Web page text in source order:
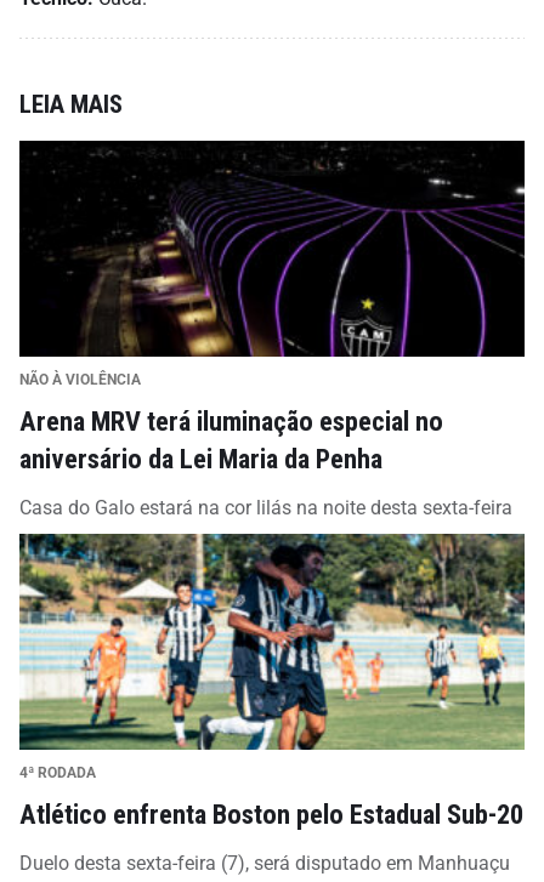
LEIA MAIS
NÃO À VIOLÊNCIA
Arena MRV terá iluminação especial no
aniversário da Lei Maria da Penha
Casa do Galo estará na cor lilás na noite desta sexta-feira
4ª RODADA
Atlético enfrenta Boston pelo Estadual Sub-20
Duelo desta sexta-feira (7), será disputado em Manhuaçu